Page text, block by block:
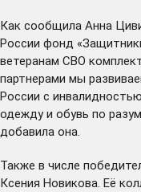
Как сообщила Анна
России фонд
ветеранам СВО
партнерами мы
России с
одежду и обувь по
добавила она.
Также в числе
Ксения Новикова. Её